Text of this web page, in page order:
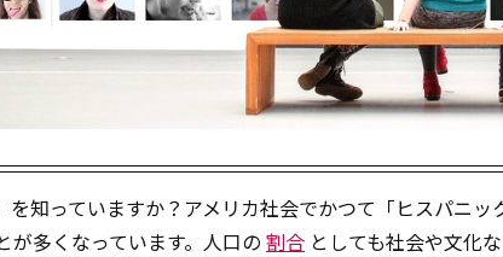
を知っていますか？アメリカ社会でかつて「ヒスパニ
が多くなっています。人口の 割合 としても社会や文化